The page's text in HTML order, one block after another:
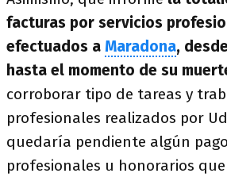
facturas por servicios
efectuados a Maradona,
hasta el momento de su
corroborar tipo de tareas y
profesionales realizados por
quedaría pendiente algún
profesionales u honorarios